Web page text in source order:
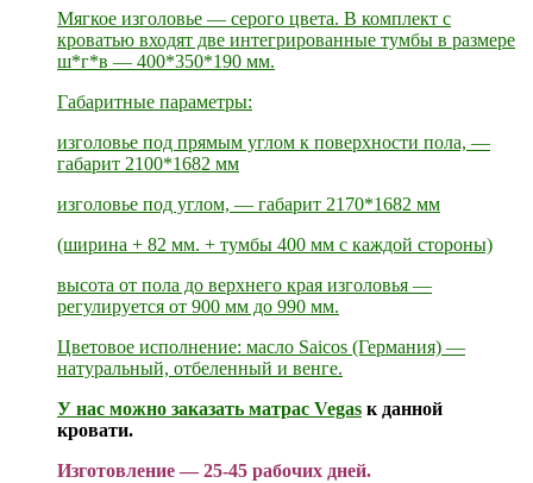
Мягкое изголовье — серого цвета. В комплект с
кроватью входят две интегрированные тумбы в размере
ш*г*в — 400*350*190 мм.
Габаритные параметры:
изголовье под прямым углом к поверхности пола, —
габарит 2100*1682 мм
изголовье под углом, — габарит 2170*1682 мм
(ширина + 82 мм. + тумбы 400 мм с каждой стороны)
высота от пола до верхнего края изголовья —
регулируется от 900 мм до 990 мм.
Цветовое исполнение: масло Saicos (Германия) —
натуральный, отбеленный и венге.
У нас можно заказать матрас Vegas к данной
кровати.
Изготовление — 25-45 рабочих дней.